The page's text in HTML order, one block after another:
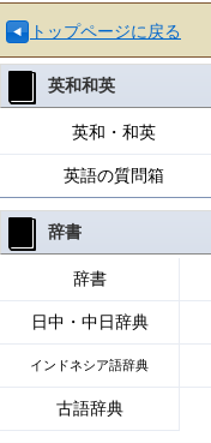
トップページに戻る
英和和英
英和・和英
英語の質問箱
辞書
辞書
日中・中日辞典
インドネシア語辞典
古語辞典